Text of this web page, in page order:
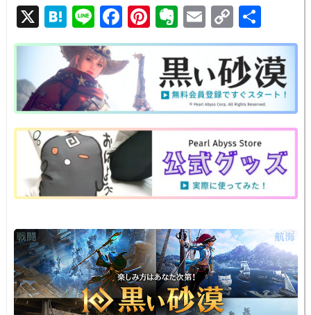
X H
at
e
n
a
Li
n
e
F
a
c
b
o
o
k
Pi
nt
er
e
st
E
v
er
n
ot
e
E
m
ail
C
o
p
y
Li
n
k
有